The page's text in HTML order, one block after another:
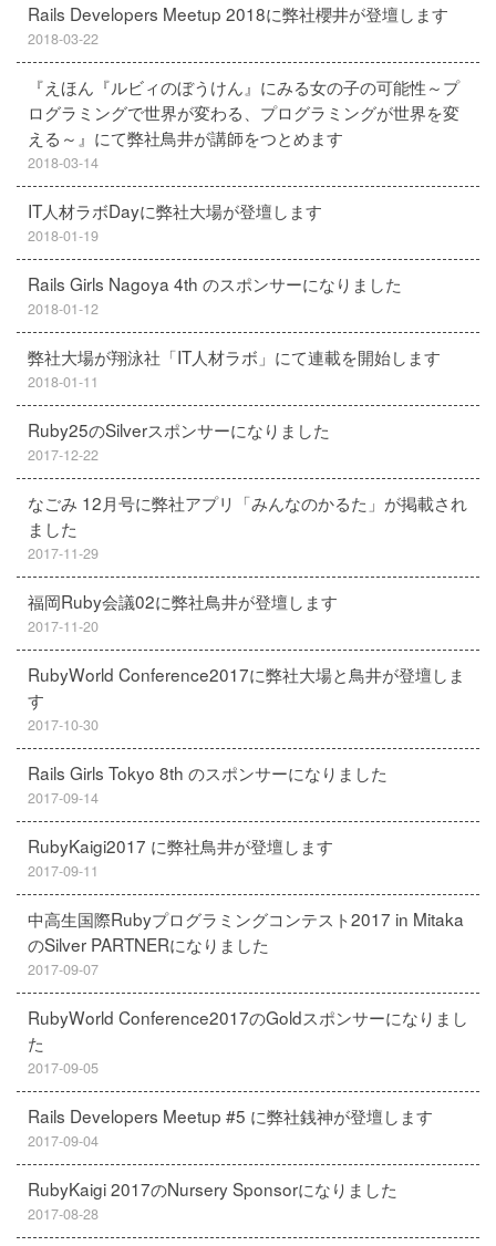
Rails Developers Meetup 2018に弊社櫻井が登壇します
2018-03-22
『えほん『ルビィのぼうけん』にみる女の子の可能性～プ
ログラミングで世界が変わる、プログラミングが世界を変
える～』にて弊社鳥井が講師をつとめます
2018-03-14
IT人材ラボDayに弊社大場が登壇します
2018-01-19
Rails Girls Nagoya 4th のスポンサーになりました
2018-01-12
弊社大場が翔泳社「IT人材ラボ」にて連載を開始します
2018-01-11
Ruby25のSilverスポンサーになりました
2017-12-22
なごみ 12月号に弊社アプリ「みんなのかるた」が掲載され
ました
2017-11-29
福岡Ruby会議02に弊社鳥井が登壇します
2017-11-20
RubyWorld Conference2017に弊社大場と鳥井が登壇しま
す
2017-10-30
Rails Girls Tokyo 8th のスポンサーになりました
2017-09-14
RubyKaigi2017 に弊社鳥井が登壇します
2017-09-11
中高生国際Rubyプログラミングコンテスト2017 in Mitaka
のSilver PARTNERになりました
2017-09-07
RubyWorld Conference2017のGoldスポンサーになりまし
た
2017-09-05
Rails Developers Meetup #5 に弊社銭神が登壇します
2017-09-04
RubyKaigi 2017のNursery Sponsorになりました
2017-08-28